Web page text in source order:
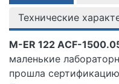
Технические
M-ER 122 АCF-
маленькие
прошла